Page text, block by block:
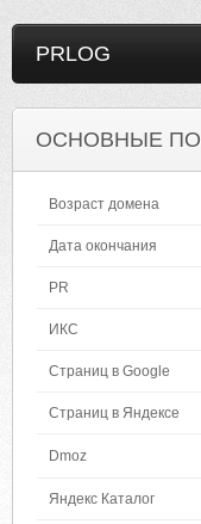
PRLOG
ОСНОВНЫЕ
Возраст домена
Дата окончания
PR
ИКС
Страниц в Google
Страниц в Яндексе
Dmoz
Яндекс Каталог